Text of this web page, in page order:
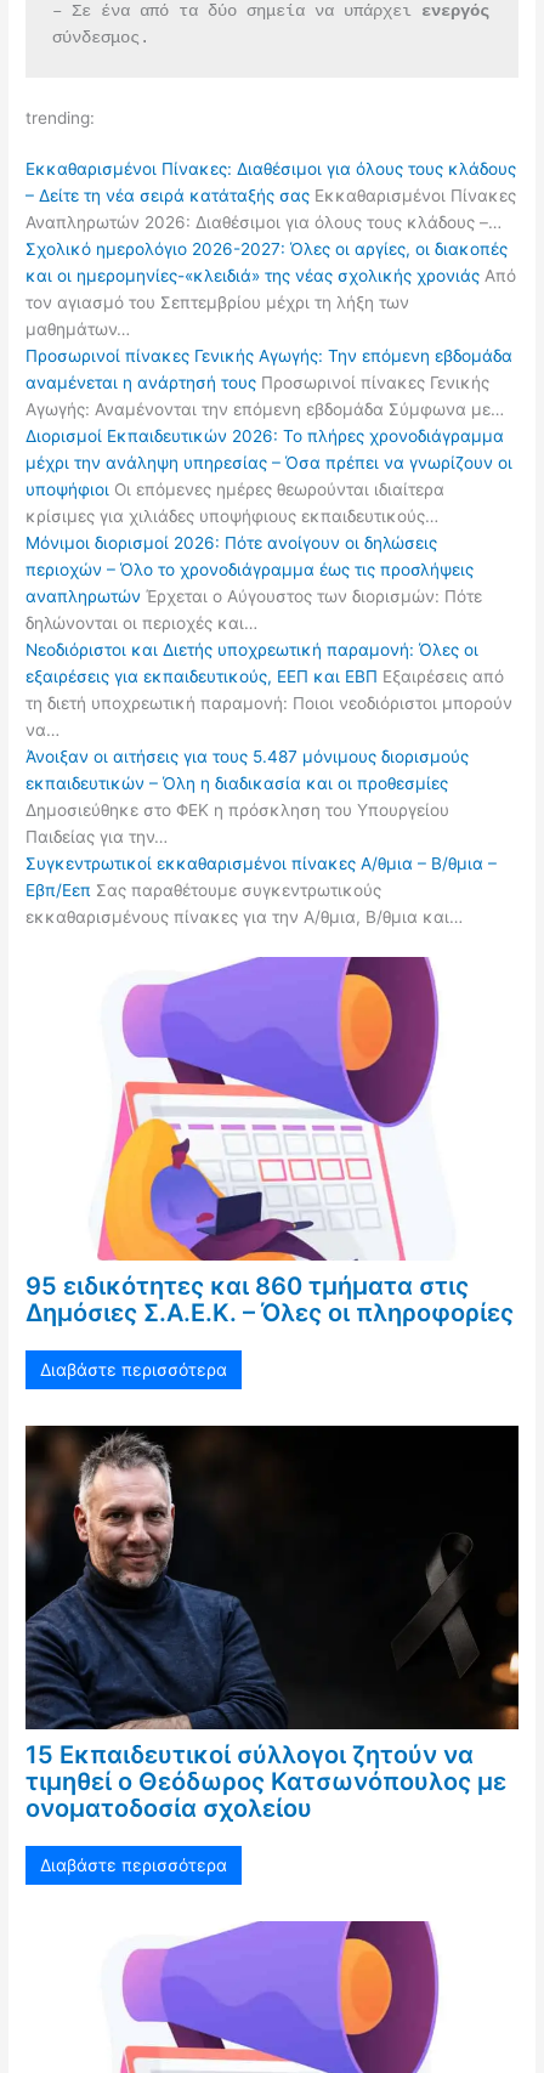
– Σε ένα από τα δύο σημεία να υπάρχει
σύνδεσμος.
trending:
Εκκαθαρισμένοι Πίνακες: Διαθέσιμοι για όλους τους κλάδους
– Δείτε τη νέα σειρά κατάταξής σας Εκκαθαρισμένοι Πίνακες
Αναπληρωτών 2026: Διαθέσιμοι για όλους τους κλάδους –…
Σχολικό ημερολόγιο 2026-2027: Όλες οι αργίες, οι διακοπές
και οι ημερομηνίες-«κλειδιά» της νέας σχολικής χρονιάς Από
τον αγιασμό του Σεπτεμβρίου μέχρι τη λήξη των
μαθημάτων…
Προσωρινοί πίνακες Γενικής Αγωγής: Την επόμενη εβδομάδα
αναμένεται η ανάρτησή τους Προσωρινοί πίνακες Γενικής
Αγωγής: Αναμένονται την επόμενη εβδομάδα Σύμφωνα με…
Διορισμοί Εκπαιδευτικών 2026: Το πλήρες χρονοδιάγραμμα
μέχρι την ανάληψη υπηρεσίας – Όσα πρέπει να γνωρίζουν οι
υποψήφιοι Οι επόμενες ημέρες θεωρούνται ιδιαίτερα
κρίσιμες για χιλιάδες υποψήφιους εκπαιδευτικούς…
Μόνιμοι διορισμοί 2026: Πότε ανοίγουν οι δηλώσεις
περιοχών – Όλο το χρονοδιάγραμμα έως τις προσλήψεις
αναπληρωτών Έρχεται ο Αύγουστος των διορισμών: Πότε
δηλώνονται οι περιοχές και…
Νεοδιόριστοι και Διετής υποχρεωτική παραμονή: Όλες οι
εξαιρέσεις για εκπαιδευτικούς, ΕΕΠ και ΕΒΠ Εξαιρέσεις από
τη διετή υποχρεωτική παραμονή: Ποιοι νεοδιόριστοι μπορούν
να…
Άνοιξαν οι αιτήσεις για τους 5.487 μόνιμους διορισμούς
εκπαιδευτικών – Όλη η διαδικασία και οι προθεσμίες
Δημοσιεύθηκε στο ΦΕΚ η πρόσκληση του Υπουργείου
Παιδείας για την…
Συγκεντρωτικοί εκκαθαρισμένοι πίνακες Α/θμια – Β/θμια –
Εβπ/Εεπ Σας παραθέτουμε συγκεντρωτικούς
εκκαθαρισμένους πίνακες για την Α/θμια, Β/θμια και…
95 ειδικότητες και 860 τμήματα στις
Δημόσιες Σ.Α.Ε.Κ. – Όλες οι πληροφορίες
Διαβάστε περισσότερα
15 Εκπαιδευτικοί σύλλογοι ζητούν να
τιμηθεί ο Θεόδωρος Κατσωνόπουλος με
ονοματοδοσία σχολείου
Διαβάστε περισσότερα